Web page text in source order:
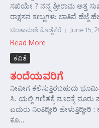
ಸಖಿಯೇ ? ನನ್ನ ಶ್ರೀರಾಮ ಅತ್ತ
ರಾಕ್ಷಸನ ಕಣ್ಣುಗಳು ಬಾತಿವೆ ಹೆಜ್ಜೆ
ಚಿಂತಾಮಣಿ ಕೊಡ್ಲೆಕೆರೆ June 15,
Read More
ಕವಿತೆ
ತಂದೆಯವರಿಗೆ
ನೀವೀಗ ಕಲಿಸುತ್ತಿರಬಹುದು
ಸಿ. ಯಲ್ಲಿ ಗಣಿತಕ್ಕೆ ನೂರಕ್ಕೆ ನೂರು
ಎದುರು ನಿಂತಿದ್ದೀರಿ
ಕೂ...